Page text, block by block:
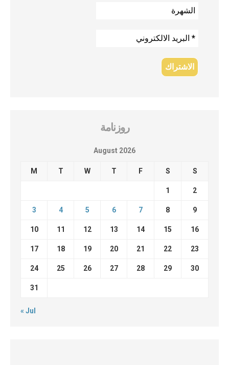
روزنامة
August 2026
M T W T F S S
1 2
3 4 5 6 7 8 9
10 11 12 13 14 15 16
17 18 19 20 21 22 23
24 25 26 27 28 29 30
31
« Jul